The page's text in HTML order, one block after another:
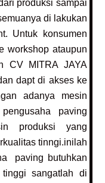
produksi sampai
di lakukan
Untuk konsumen
workshop ataupun
CV MITRA JAYA
dapt di akses ke
adanya mesin
paving
produksi yang
tinngi.inilah
paving butuhkan
sangatlah di